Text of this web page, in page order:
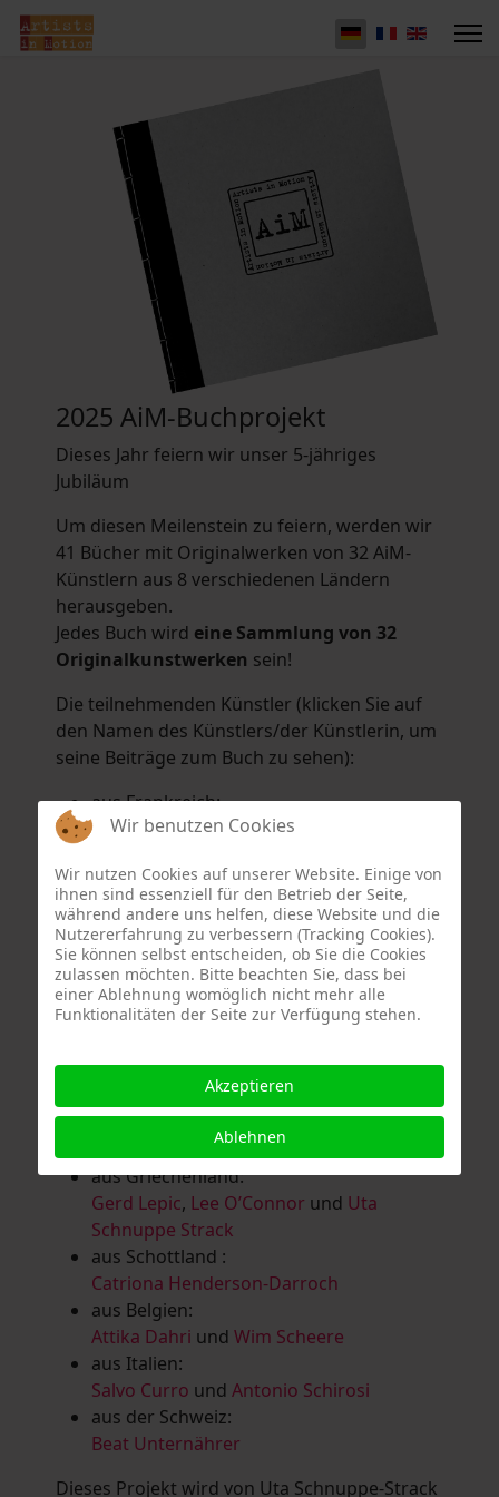
2025 AiM-Buchprojekt
Dieses Jahr feiern wir unser 5-jähriges
Jubiläum
Um diesen Meilenstein zu feiern, werden wir
41 Bücher mit Originalwerken von 32 AiM-
Künstlern aus 8 verschiedenen Ländern
herausgeben.
Jedes Buch wird eine Sammlung von 32
Originalkunstwerken sein!
Die teilnehmenden Künstler (klicken Sie auf
den Namen des Künstlers/der Künstlerin, um
seine Beiträge zum Buch zu sehen):
aus Frankreich:
Hélène Argo,Didier Bonnot
Eric Schaftlein.
aus den Niederlanden:
Dorrety Brookhuis,Natalia Dik,Elise
EekhoutundHenny Schaapman
aus Deutschland:
Salomé Herbst,Andrea Jungnitsch,
Lanzl,Heidrun MalComes,Christa Mayer-
Guntram Prochaska
Schaub,Vera Schaub,Birgit Schweimler &
Serge DevadderundRolf Thärichen
aus Griechenland:
Gerd Lepic, Lee O’Connor und Uta
Schnuppe Strack
aus Schottland :
Catriona Henderson-Darroch
aus Belgien:
Attika Dahri und Wim Scheere
aus Italien:
Salvo Curro und Antonio Schirosi
aus der Schweiz:
Beat Unternährer
Dieses Projekt wird von Uta Schnuppe-Strack
Wir benutzen Cookies
Wir nutzen Cookies auf unserer Website. Einige von
ihnen sind essenziell für den Betrieb der Seite,
während andere uns helfen, diese Website und die
Nutzererfahrung zu verbessern (Tracking Cookies).
Sie können selbst entscheiden, ob Sie die Cookies
zulassen möchten. Bitte beachten Sie, dass bei
einer Ablehnung womöglich nicht mehr alle
Funktionalitäten der Seite zur Verfügung stehen.
Akzeptieren
Ablehnen